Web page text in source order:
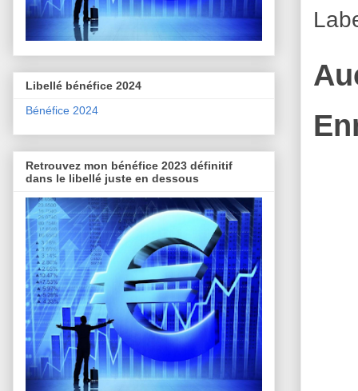
Libellé bénéfice 2024
Bénéfice 2024
Retrouvez mon bénéfice 2023 définitif
dans le libellé juste en dessous